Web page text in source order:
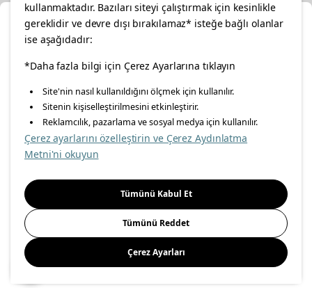
facebooktwitterinstagrampinterestyoutube
linkedin
Enerji Politikası Bilgi Güvenliği Politikası
Gıda Güvenliği Politikası
Önemli Bilgilendirme İnternet Sitesi Gizlilik Politikası
Kişisel Verilerin Korunması
© Inter IKEA Systems B.V 1999-
Konumunuzu Seçin
İnternetten vereceğiniz siparişlerinizde size özel hizmet ve
içerikleri görebilmek için lütfen konumuzu seçin.
İl seçiniz
Seçiniz
Kaydet
kullanmaktadır. Bazıları siteyi çalıştırmak için kesinlikle
gereklidir ve devre dışı bırakılamaz* isteğe bağlı olanlar
ise aşağıdadır:
*Daha fazla bilgi için Çerez Ayarlarına tıklayın
Site'nin nasıl kullanıldığını ölçmek için kullanılır.
Sitenin kişiselleştirilmesini etkinleştirir.
Reklamcılık, pazarlama ve sosyal medya için kullanılır.
Çerez ayarlarını özelleştirin ve Çerez Aydınlatma
Metni'ni okuyun
Tümünü Kabul Et
Tümünü Reddet
Çerez Ayarları